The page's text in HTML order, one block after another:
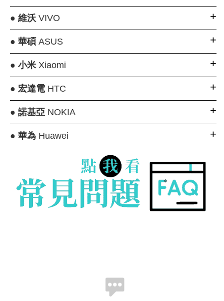
● 維沃VIVO
● 華碩 ASUS
● 小米Xiaomi
● 宏達電HTC
● 諾基亞NOKIA
● 華為Huawei